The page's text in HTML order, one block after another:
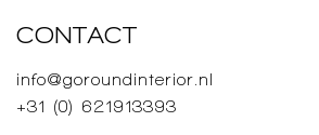
CONTACT
info@goroundinterior.nl
+31 (0) 621913393